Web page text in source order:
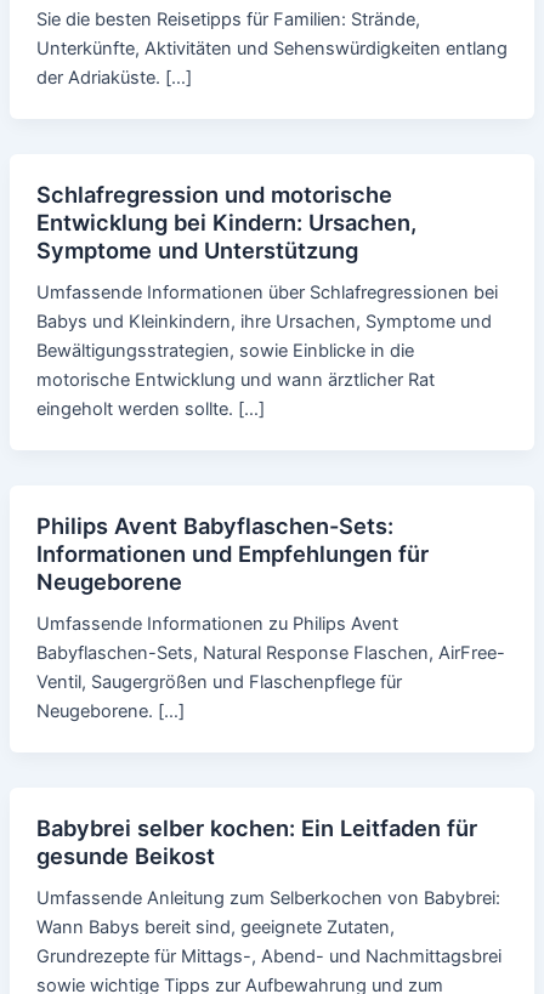
Sie die besten Reisetipps für Familien: Strände,
Unterkünfte, Aktivitäten und Sehenswürdigkeiten entlang
der Adriaküste. […]
Schlafregression und motorische
Entwicklung bei Kindern: Ursachen,
Symptome und Unterstützung
Umfassende Informationen über Schlafregressionen bei
Babys und Kleinkindern, ihre Ursachen, Symptome und
Bewältigungsstrategien, sowie Einblicke in die
motorische Entwicklung und wann ärztlicher Rat
eingeholt werden sollte. […]
Philips Avent Babyflaschen-Sets:
Informationen und Empfehlungen für
Neugeborene
Umfassende Informationen zu Philips Avent
Babyflaschen-Sets, Natural Response Flaschen, AirFree-
Ventil, Saugergrößen und Flaschenpflege für
Neugeborene. […]
Babybrei selber kochen: Ein Leitfaden für
gesunde Beikost
Umfassende Anleitung zum Selberkochen von Babybrei:
Wann Babys bereit sind, geeignete Zutaten,
Grundrezepte für Mittags-, Abend- und Nachmittagsbrei
sowie wichtige Tipps zur Aufbewahrung und zum